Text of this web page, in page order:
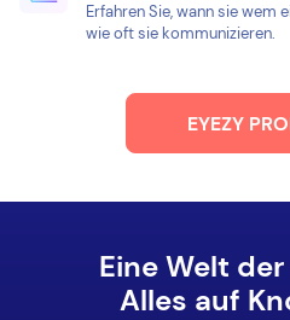
Erfahren Sie, wann sie wem
wie oft sie kommunizieren.
EYEZY
Eine Welt
Alles auf